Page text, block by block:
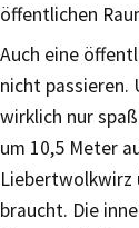
öffentlichen
Auch eine
nicht passieren.
wirklich nur
um 10,5 Meter
Liebertwolkwirz
braucht. Die